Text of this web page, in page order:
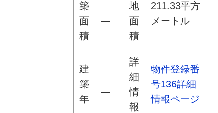
築
面
積
―
地
面
積
211.33平方
メートル
建
築
年
―
詳
細
情
報
物件登録番
号136詳細
情報ページ